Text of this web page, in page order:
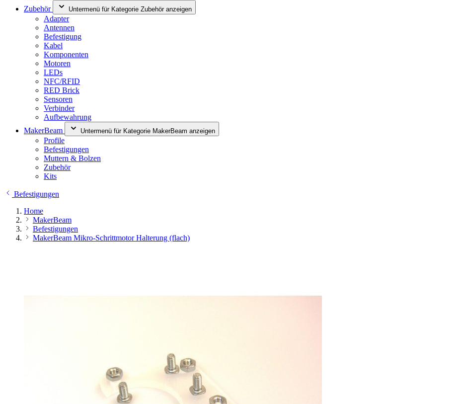
Zubehör
Untermenü für Kategorie Zubehör anzeigen
Adapter
Antennen
Befestigung
Kabel
Komponenten
Motoren
LEDs
NFC/RFID
RED Brick
Sensoren
Verbinder
Aufbewahrung
MakerBeam
Untermenü für Kategorie MakerBeam anzeigen
Profile
Befestigungen
Muttern & Bolzen
Zubehör
Kits
Befestigungen
Home
MakerBeam
Befestigungen
MakerBeam Mikro-Schrittmotor Halterung (flach)